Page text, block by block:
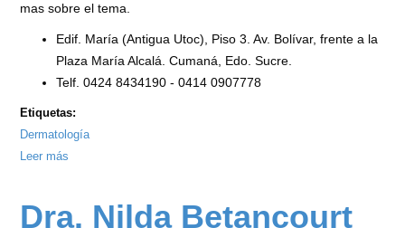
mas sobre el tema.
Edif. María (Antigua Utoc), Piso 3. Av. Bolívar, frente a la
Plaza María Alcalá. Cumaná, Edo. Sucre.
Telf. 0424 8434190 - 0414 0907778
Etiquetas:
Dermatología
Leer más
Sol
Dra. Nilda Betancourt